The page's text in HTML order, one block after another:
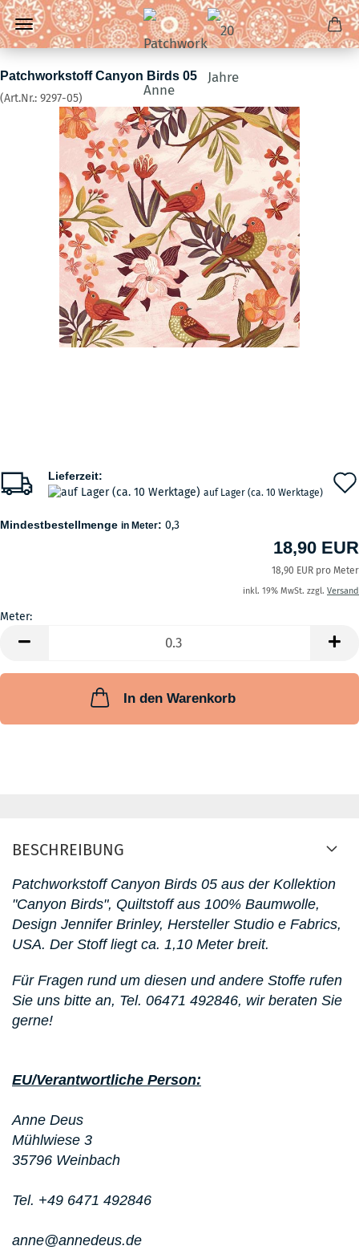
Patchworkstoff Canyon Birds 05
(Art.Nr.: 9297-05)
Lieferzeit:
auf Lager (ca. 10 Werktage)
Mindestbestellmenge in Meter: 0,3
18,90 EUR
18,90 EUR pro Meter
inkl. 19% MwSt. zzgl. Versand
Meter:
In den Warenkorb
BESCHREIBUNG
Patchworkstoff Canyon Birds 05 aus der Kollektion
"Canyon Birds", Quiltstoff aus 100% Baumwolle,
Design Jennifer Brinley, Hersteller Studio e Fabrics,
USA. Der Stoff liegt ca. 1,10 Meter breit.
Für Fragen rund um diesen und andere Stoffe rufen
Sie uns bitte an, Tel. 06471 492846, wir beraten Sie
gerne!
EU/Verantwortliche Person:
Anne Deus
Mühlwiese 3
35796 Weinbach
Tel. +49 6471 492846
anne@annedeus.de